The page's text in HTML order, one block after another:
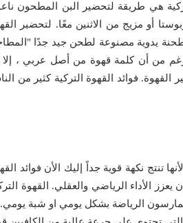
هي طريقة لتحضير البن المطحون
أو مزيج من الاثنين معًا. لتحضير
يدوية مصنوعة لطحن جيد جدًا
من أن كلمة قهوة من أصل عربي ، إلا
فوائد القهوة التركية كثير من
تنتج نكهة قوية جداً إليك الأن فوائد
الأداء الرياضي والعقلي. القهوة
يمارسون الرياضة بشكل يومي او شبة يومي.